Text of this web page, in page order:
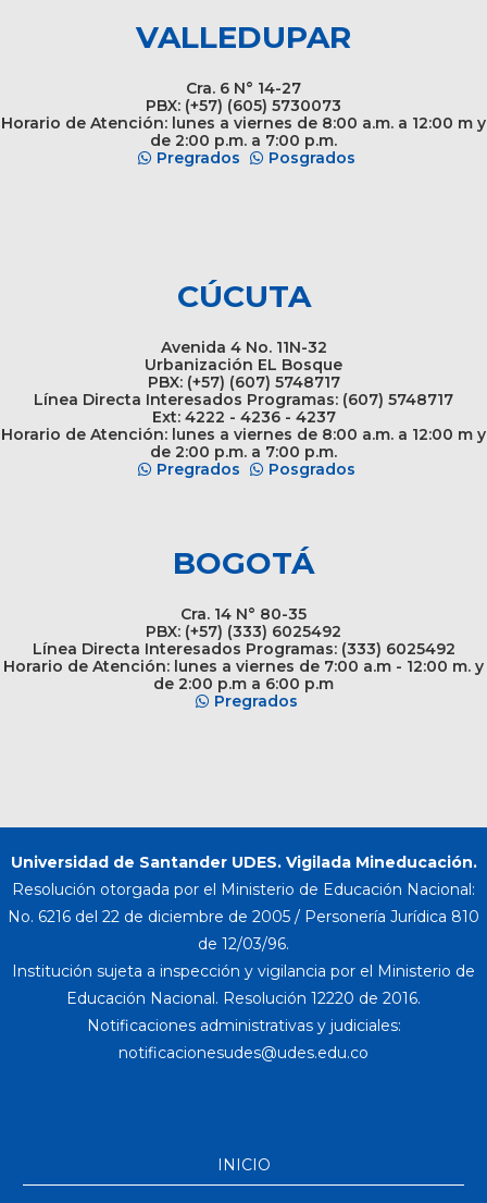
VALLEDUPAR
Cra. 6 N° 14-27
PBX: (+57) (605) 5730073
Horario de Atención: lunes a viernes de 8:00 a.m. a 12:00 m y
de 2:00 p.m. a 7:00 p.m.
Pregrados
Posgrados
CÚCUTA
Avenida 4 No. 11N-32
Urbanización EL Bosque
PBX: (+57) (607) 5748717
Línea Directa Interesados Programas: (607) 5748717
Ext: 4222 - 4236 - 4237
Horario de Atención: lunes a viernes de 8:00 a.m. a 12:00 m y
de 2:00 p.m. a 7:00 p.m.
Pregrados
Posgrados
BOGOTÁ
Cra. 14 N° 80-35
PBX: (+57) (333) 6025492
Línea Directa Interesados Programas: (333) 6025492
Horario de Atención: lunes a viernes de 7:00 a.m - 12:00 m. y
de 2:00 p.m a 6:00 p.m
Pregrados
Universidad de Santander UDES. Vigilada Mineducación.
Resolución otorgada por el Ministerio de Educación Nacional:
No. 6216 del 22 de diciembre de 2005 / Personería Jurídica 810
de 12/03/96.
Institución sujeta a inspección y vigilancia por el Ministerio de
Educación Nacional. Resolución 12220 de 2016.
Notificaciones administrativas y judiciales:
INICIO